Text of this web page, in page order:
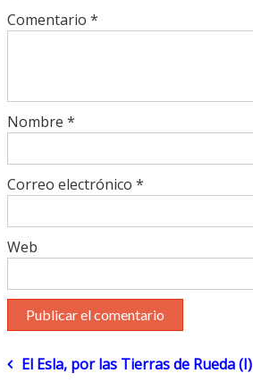
Comentario *
Nombre *
Correo electrónico *
Web
Navegación
El Esla, por las Tierras de Rueda (I)